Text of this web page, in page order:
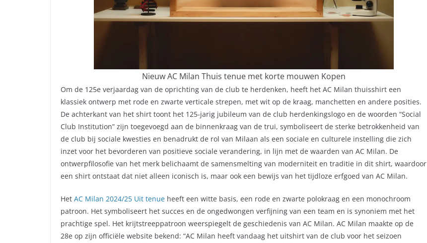
Nieuw AC Milan Thuis tenue met korte mouwen Kopen
Om de 125e verjaardag van de oprichting van de club te herdenken, heeft het AC Milan thuisshirt een
klassiek ontwerp met rode en zwarte verticale strepen, met wit op de kraag, manchetten en andere posities.
De achterkant van het shirt toont het 125-jarig jubileum van de club herdenkingslogo en de woorden “Social
Club Institution” zijn toegevoegd aan de binnenkraag van de trui, symboliseert de sterke betrokkenheid van
de club bij sociale kwesties en benadrukt de rol van Milaan als een sociale en culturele instelling die zich
inzet voor het bevorderen van positieve sociale verandering, in lijn met de waarden van AC Milan. De
ontwerpfilosofie van het merk belichaamt de samensmelting van moderniteit en traditie in dit shirt, waardoor
een shirt ontstaat dat niet alleen iconisch is, maar ook een bewijs van het tijdloze erfgoed van AC Milan.
Het AC Milan 2024/25 Uit tenue heeft een witte basis, een rode en zwarte polokraag en een monochroom
patroon. Het symboliseert het succes en de ongedwongen verfijning van een team en is synoniem met het
prachtige spel. Het krijtstreeppatroon weerspiegelt de geschiedenis van AC Milan. AC Milan maakte op de
28e op zijn officiële website bekend: “AC Milan heeft vandaag het uitshirt van de club voor het seizoen